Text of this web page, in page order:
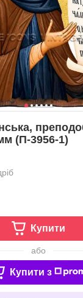
(П-3956-1)
Купити
або
Купити з